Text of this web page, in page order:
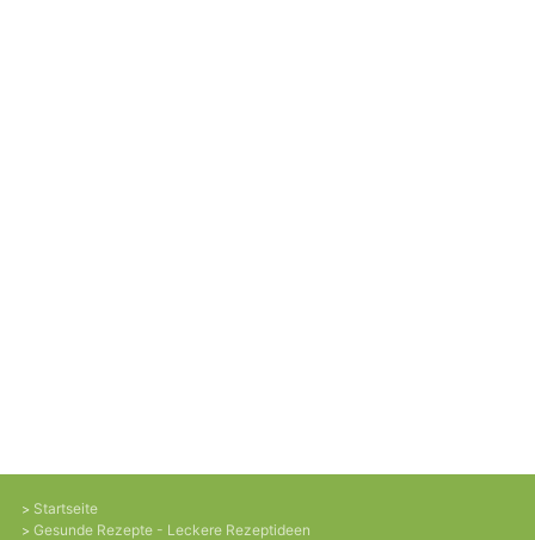
Startseite
Gesunde Rezepte - Leckere Rezeptideen